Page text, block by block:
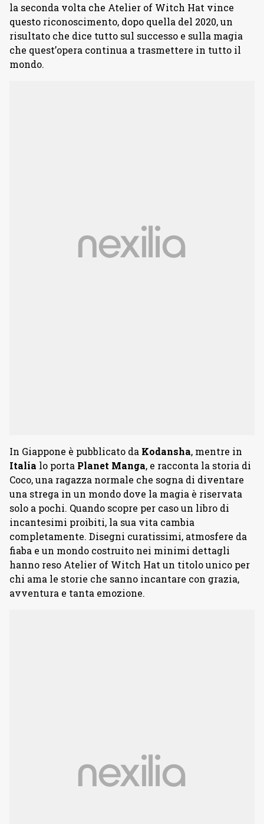
la seconda volta che Atelier of Witch Hat vince
questo riconoscimento, dopo quella del 2020, un
risultato che dice tutto sul successo e sulla magia
che quest’opera continua a trasmettere in tutto il
mondo.
In Giappone è pubblicato da Kodansha, mentre in
Italia lo porta Planet Manga, e racconta la storia di
Coco, una ragazza normale che sogna di diventare
una strega in un mondo dove la magia è riservata
solo a pochi. Quando scopre per caso un libro di
incantesimi proibiti, la sua vita cambia
completamente. Disegni curatissimi, atmosfere da
fiaba e un mondo costruito nei minimi dettagli
hanno reso Atelier of Witch Hat un titolo unico per
chi ama le storie che sanno incantare con grazia,
avventura e tanta emozione.